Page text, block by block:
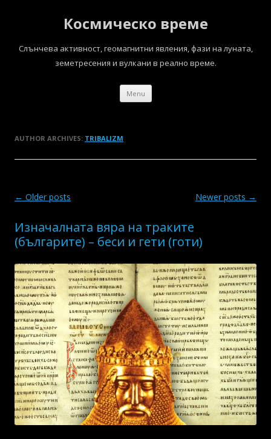
Космическо време
Слънчева aктивност, геомагнитни явления, фази на луната,
земетресения и вулкани в реално време.
Menu Skip
content
AUTHOR ARCHIVES: TRIBALIZM
Post
← Older posts Newer posts →
Изначалната вяра на траките
(българите) – беси и гети (готи)